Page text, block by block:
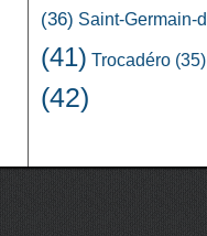
(36) Saint-Germain-
(41) Trocadéro (35)
(42)